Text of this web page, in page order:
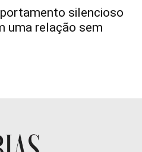
silencioso
uma relação sem